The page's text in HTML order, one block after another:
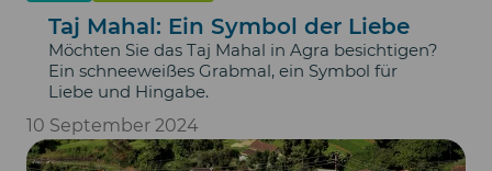
Taj Mahal: Ein Symbol der Liebe
Möchten Sie das Taj Mahal in Agra besichtigen?
Ein schneeweißes Grabmal, ein Symbol für
Liebe und Hingabe.
10 September 2024